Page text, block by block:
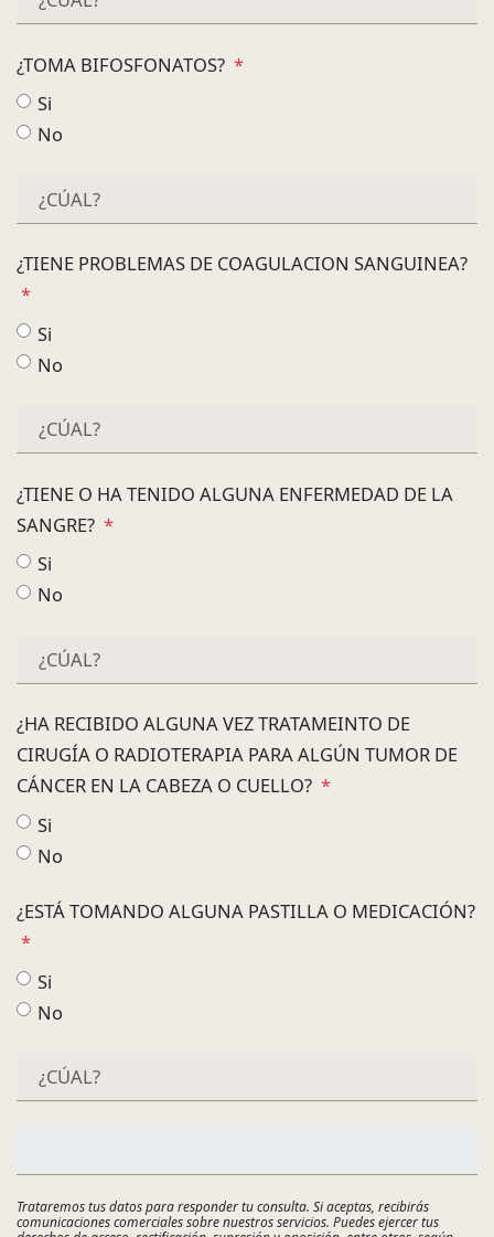
¿TOMA BIFOSFONATOS? *
Si
No
¿TIENE PROBLEMAS DE COAGULACION SANGUINEA?
*
Si
No
¿TIENE O HA TENIDO ALGUNA ENFERMEDAD DE LA
SANGRE? *
Si
No
¿HA RECIBIDO ALGUNA VEZ TRATAMEINTO DE
CIRUGÍA O RADIOTERAPIA PARA ALGÚN TUMOR DE
CÁNCER EN LA CABEZA O CUELLO? *
Si
No
¿ESTÁ TOMANDO ALGUNA PASTILLA O MEDICACIÓN?
*
Si
No
Trataremos tus datos para responder tu consulta. Si aceptas, recibirás
comunicaciones comerciales sobre nuestros servicios. Puedes ejercer tus